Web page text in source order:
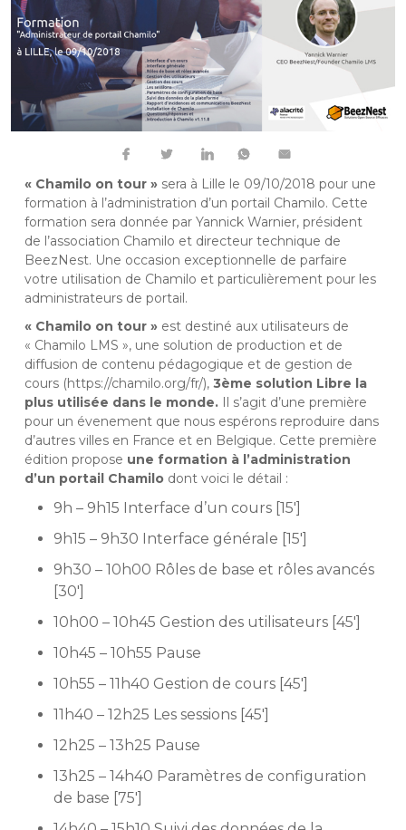
« Chamilo on tour » sera à Lille le 09/10/2018 pour une
formation à l’administration d’un portail Chamilo. Cette
formation sera donnée par Yannick Warnier, président
de l’association Chamilo et directeur technique de
BeezNest. Une occasion exceptionnelle de parfaire
votre utilisation de Chamilo et particulièrement pour les
administrateurs de portail.
« Chamilo on tour » est destiné aux utilisateurs de
« Chamilo LMS », une solution de production et de
diffusion de contenu pédagogique et de gestion de
cours (https://chamilo.org/fr/), 3ème solution Libre la
plus utilisée dans le monde. Il s’agit d’une première
pour un évenement que nous espérons reproduire dans
d’autres villes en France et en Belgique. Cette première
édition propose une formation à l’administration
d’un portail Chamilo dont voici le détail :
9h – 9h15 Interface d’un cours [15′]
9h15 – 9h30 Interface générale [15′]
9h30 – 10h00 Rôles de base et rôles avancés
[30′]
10h00 – 10h45 Gestion des utilisateurs [45′]
10h45 – 10h55 Pause
10h55 – 11h40 Gestion de cours [45′]
11h40 – 12h25 Les sessions [45′]
12h25 – 13h25 Pause
13h25 – 14h40 Paramètres de configuration
de base [75′]